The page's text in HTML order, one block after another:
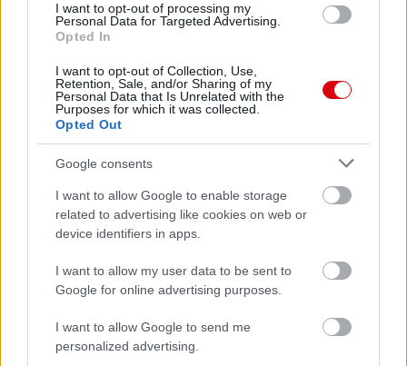
I want to opt-out of processing my
Personal Data for Targeted Advertising.
Opted In
I want to opt-out of Collection, Use,
Retention, Sale, and/or Sharing of my
Personal Data that Is Unrelated with the
Purposes for which it was collected.
Opted Out
Google consents
I want to allow Google to enable storage
related to advertising like cookies on web or
device identifiers in apps.
I want to allow my user data to be sent to
Google for online advertising purposes.
I want to allow Google to send me
personalized advertising.
AC MilanvsManchester United 2026-08-15 18:00
ELŐZŐ MÉRKŐZÉSEK
Támogatás
a ManUtdFanatics.hu működését!